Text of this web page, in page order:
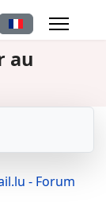
au
- Forum